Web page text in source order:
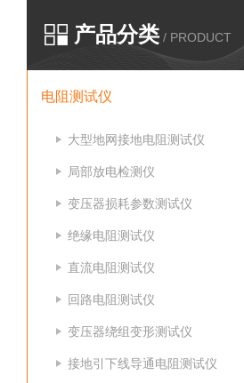
产品分类 / PRODUCT
电阻测试仪
大型地网接地电阻测试仪
局部放电检测仪
变压器损耗参数测试仪
绝缘电阻测试仪
直流电阻测试仪
回路电阻测试仪
变压器绕组变形测试仪
接地引下线导通电阻测试仪